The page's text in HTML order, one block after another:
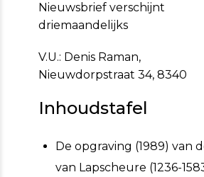
Nieuwsbrief verschijnt
driemaandelijks
V.U.: Denis Raman,
Nieuwdorpstraat 34, 8340
Inhoudstafel
De opgraving (1989) van
van Lapscheure (1236-